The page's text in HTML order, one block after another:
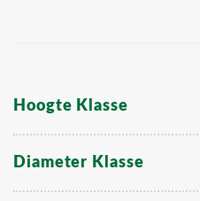
Hoogte Klasse
Diameter Klasse